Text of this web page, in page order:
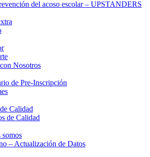
del acoso escolar – UPSTANDERS
Nosotros
de Pre-Inscripción
Calidad
de Calidad
somos
– Actualización de Datos